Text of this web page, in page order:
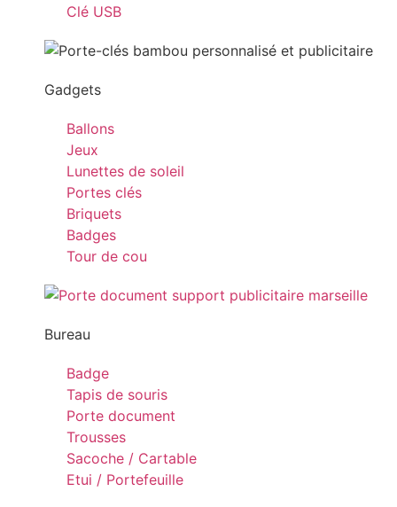
Clé USB
Gadgets
Ballons
Jeux
Lunettes de soleil
Portes clés
Briquets
Badges
Tour de cou
Bureau
Badge
Tapis de souris
Porte document
Trousses
Sacoche / Cartable
Etui / Portefeuille